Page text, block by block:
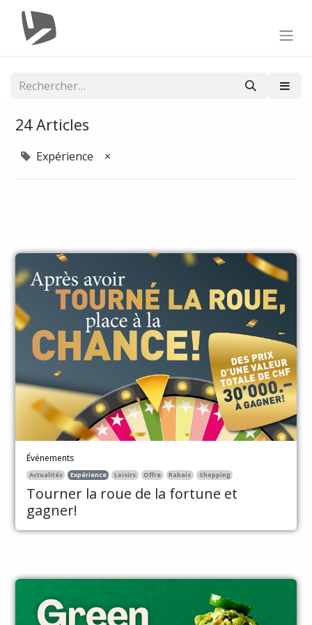
24 Articles
Expérience ×
Événements
Actualités Expérience Loisirs Offre Rabais Shopping
Tourner la roue de la fortune et
gagner!